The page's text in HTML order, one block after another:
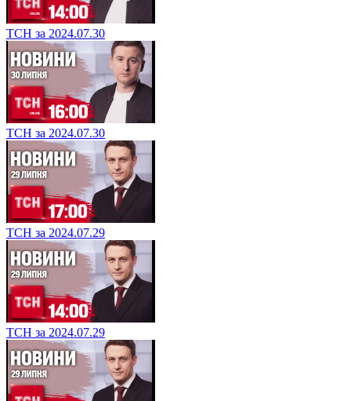
ТСН за 2024.07.30
ТСН за 2024.07.30
ТСН за 2024.07.29
ТСН за 2024.07.29